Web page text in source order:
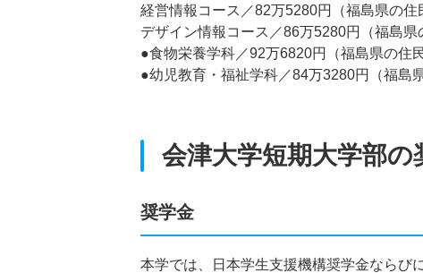
経営情報コース／82万5280円（福島県の住
デザイン情報コース／86万5280円（福島県
●食物栄養学科／92万6820円（福島県の住
●幼児教育・福祉学科／84万3280円（福島
会津大学短期大学部の
奨学金
本学では、日本学生支援機構奨学金ならび